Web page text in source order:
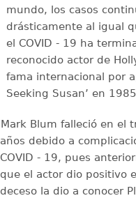
mundo, los casos
drásticamente al igual
el COVID - 19 ha
reconocido actor de
fama internacional por
Seeking Susan’ en
Mark Blum falleció en el
años debido a
COVID - 19, pues
que el actor dio positivo
deceso la dio a conocer